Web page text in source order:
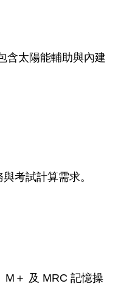
含太陽能輔助與內建
考試計算需求。
M＋ 及 MRC 記憶操